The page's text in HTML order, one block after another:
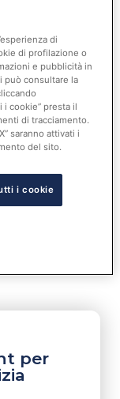
riconosciuti
derivanti da
nel risultato
beneficiaria ha
ricevuto,
dall’allegato
prevede
in
senza
per
di
di profilazione o
e pubblicità in
può consultare la
i cookie” presta il
di tracciamento.
saranno attivati i
del sito.
i cookie